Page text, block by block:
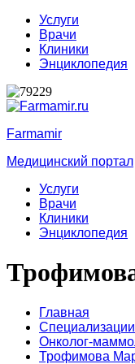
Услуги
Врачи
Клиники
Энциклопедия
Farmamir
Медицинский портал
Услуги
Врачи
Клиники
Энциклопедия
Главная
Специализации
Онколог-
Трофимова